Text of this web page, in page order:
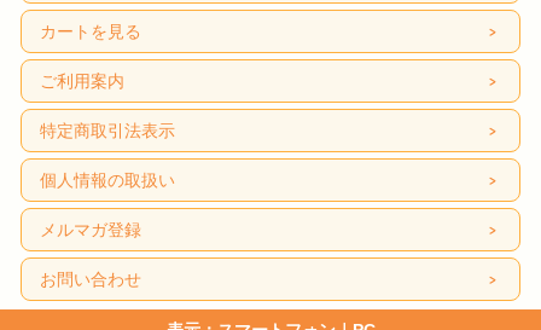
カートを見る
ご利用案内
特定商取引法表示
個人情報の取扱い
メルマガ登録
お問い合わせ